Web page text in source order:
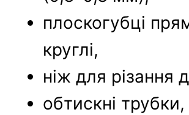
плоскогубці
круглі,
ніж для різання
обтискні трубки,